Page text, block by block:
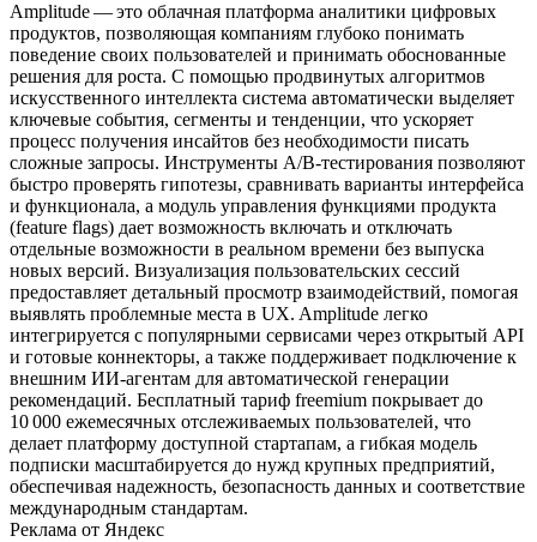
Amplitude — это облачная платформа аналитики цифровых
продуктов, позволяющая компаниям глубоко понимать
поведение своих пользователей и принимать обоснованные
решения для роста. С помощью продвинутых алгоритмов
искусственного интеллекта система автоматически выделяет
ключевые события, сегменты и тенденции, что ускоряет
процесс получения инсайтов без необходимости писать
сложные запросы. Инструменты A/B‑тестирования позволяют
быстро проверять гипотезы, сравнивать варианты интерфейса
и функционала, а модуль управления функциями продукта
(feature flags) дает возможность включать и отключать
отдельные возможности в реальном времени без выпуска
новых версий. Визуализация пользовательских сессий
предоставляет детальный просмотр взаимодействий, помогая
выявлять проблемные места в UX. Amplitude легко
интегрируется с популярными сервисами через открытый API
и готовые коннекторы, а также поддерживает подключение к
внешним ИИ‑агентам для автоматической генерации
рекомендаций. Бесплатный тариф freemium покрывает до
10 000 ежемесячных отслеживаемых пользователей, что
делает платформу доступной стартапам, а гибкая модель
подписки масштабируется до нужд крупных предприятий,
обеспечивая надежность, безопасность данных и соответствие
международным стандартам.
Реклама от Яндекс